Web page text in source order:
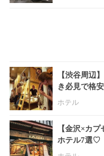
【渋谷周辺
き必見で格安
ホテル
【金沢×カ
ホテル7選♡